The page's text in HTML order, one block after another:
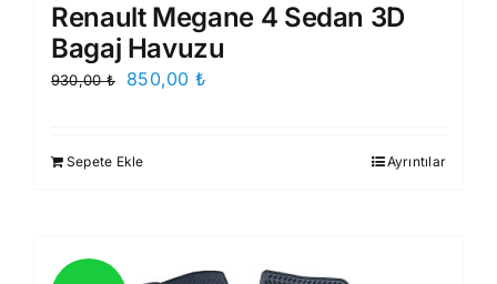
Renault Megane 4 Sedan 3D
Bagaj Havuzu
930,00₺
Orijinal
850,00 ₺
Sepete Ekle Ayrıntılar